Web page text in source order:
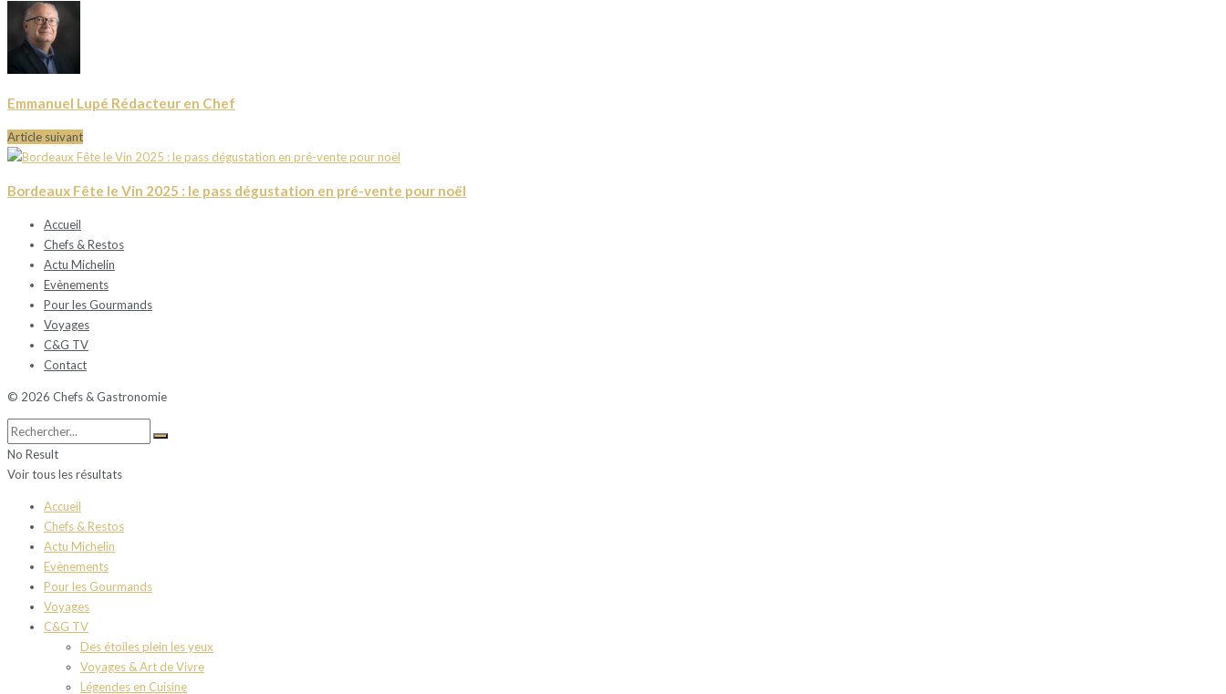
Emmanuel Lupé Rédacteur en Chef
Article suivant
Bordeaux Fête le Vin 2025 : le pass dégustation en pré-vente pour noël
Accueil
Chefs & Restos
Actu Michelin
Evènements
Pour les Gourmands
Voyages
C&G TV
Contact
© 2026 Chefs & Gastronomie
No Result
Voir tous les résultats
Accueil
Chefs & Restos
Actu Michelin
Evènements
Pour les Gourmands
Voyages
C&G TV
Des étoiles plein les yeux
Voyages & Art de Vivre
Légendes en Cuisine